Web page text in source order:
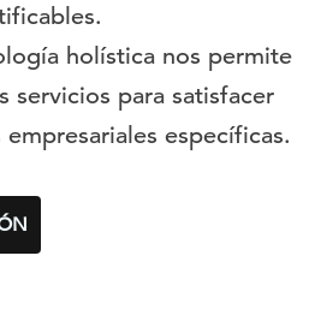
holística nos permite
servicios para satisfacer
específicas.